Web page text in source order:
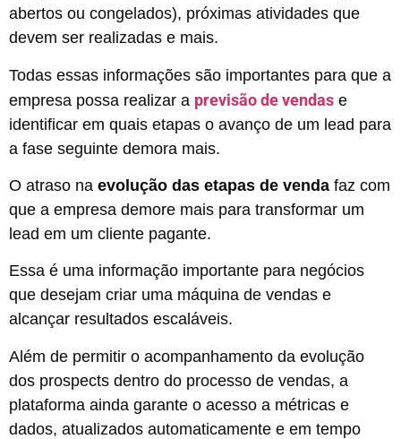
abertos ou congelados), próximas atividades que
devem ser realizadas e mais.
Todas essas informações são importantes para que a
empresa possa realizar a previsão de vendas e
identificar em quais etapas o avanço de um lead para
a fase seguinte demora mais.
O atraso na evolução das etapas de venda faz com
que a empresa demore mais para transformar um
lead em um cliente pagante.
Essa é uma informação importante para negócios
que desejam criar uma máquina de vendas e
alcançar resultados escaláveis.
Além de permitir o acompanhamento da evolução
dos prospects dentro do processo de vendas, a
plataforma ainda garante o acesso a métricas e
dados, atualizados automaticamente e em tempo